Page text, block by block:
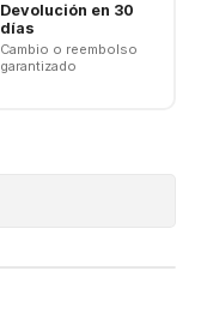
Devolución en 30
días
Cambio o reembolso
garantizado